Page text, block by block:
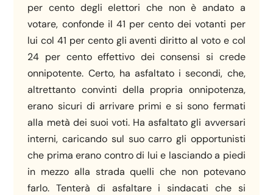
per cento degli elettori che non è andato a
votare, confonde il 41 per cento dei votanti per
lui col 41 per cento gli aventi diritto al voto e col
24 per cento effettivo dei consensi si crede
onnipotente. Certo, ha asfaltato i secondi, che,
altrettanto convinti della propria onnipotenza,
erano sicuri di arrivare primi e si sono fermati
alla metà dei suoi voti. Ha asfaltato gli avversari
interni, caricando sul suo carro gli opportunisti
che prima erano contro di lui e lasciando a piedi
in mezzo alla strada quelli che non potevano
farlo. Tenterà di asfaltare i sindacati che si